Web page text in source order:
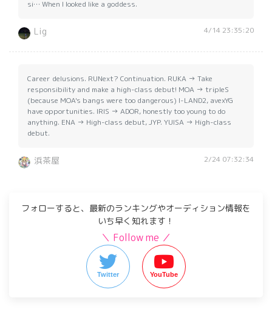
si… When I looked like a goddess.
Lig 4/14 23:35:20
Career delusions. RUNext? Continuation. RUKA → Take
responsibility and make a high-class debut! MOA → tripleS
(because MOA's bangs were too dangerous) I-LAND2, avexYG
have opportunities. IRIS → ADOR, honestly too young to do
anything. ENA → High-class debut, JYP. YUISA → High-class
debut.
浜茶屋 2/24 07:32:34
フォローすると、最新のランキングやオーディション情報を
いち早く知れます！
＼ Follow me ／
Twitter YouTube